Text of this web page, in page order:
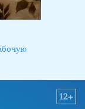
12+